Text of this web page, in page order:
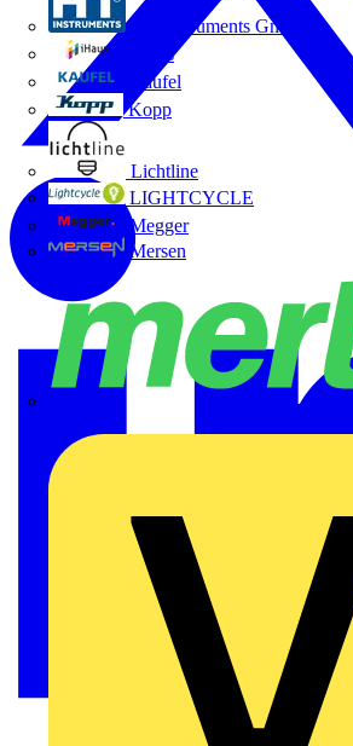
HT Instruments GmbH
iHaus
Kaufel
Kopp
Lichtline
LIGHTCYCLE
Megger
Mersen